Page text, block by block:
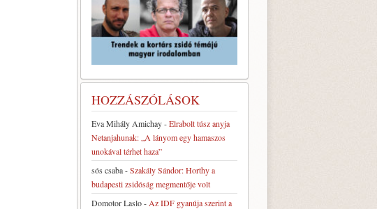
HOZZÁSZÓLÁSOK
Eva Mihály Amichay-Elrabolt túsz anyja
Netanjahunak: „A lányom egy hamaszos
unokával térhet haza”
sós csaba-Szakály Sándor: Horthy a
budapesti zsidóság megmentője volt
Domotor Laslo- Az IDF gyanúja szerint a